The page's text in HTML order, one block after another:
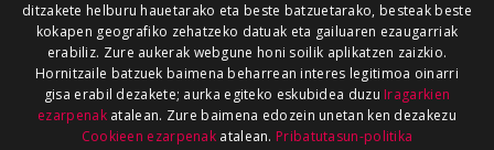
ditzakete helburu hauetarako eta beste batzuetarako, besteak beste
kokapen geografiko zehatzeko datuak eta gailuaren ezaugarriak
erabiliz. Zure aukerak webgune honi soilik aplikatzen zaizkio.
Hornitzaile batzuek baimena beharrean interes legitimoa oinarri
gisa erabil dezakete; aurka egiteko eskubidea duzu Iragarkien
ezarpenakatalean. Zure baimena edozein unetan ken dezakezu
Cookieen ezarpenak atalean. Pribatutasun-politika